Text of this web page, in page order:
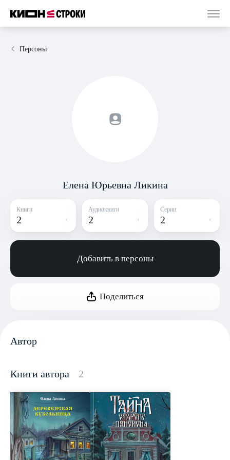
Персоны
Елена Юрьевна Ликина
Книги
2
Аудиокниги
2
Серии
2
Добавить в персоны
Поделиться
Автор
Книги автора 2